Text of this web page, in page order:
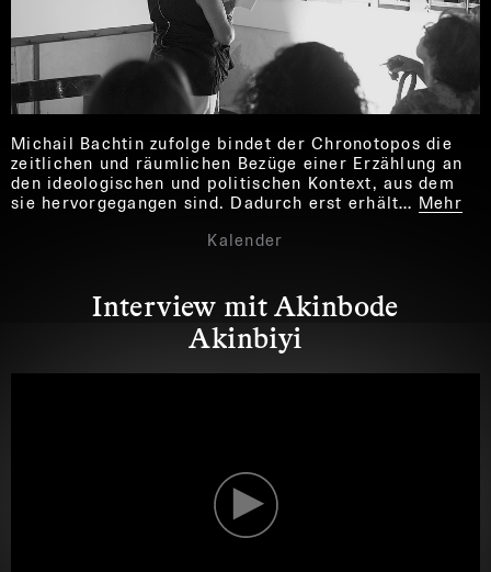
Michail Bachtin zufolge bindet der Chronotopos die
zeitlichen und räumlichen Bezüge einer Erzählung an
den ideologischen und politischen Kontext, aus dem
sie hervorgegangen sind. Dadurch erst erhält… Mehr
Kalender
Interview mit Akinbode
Akinbiyi